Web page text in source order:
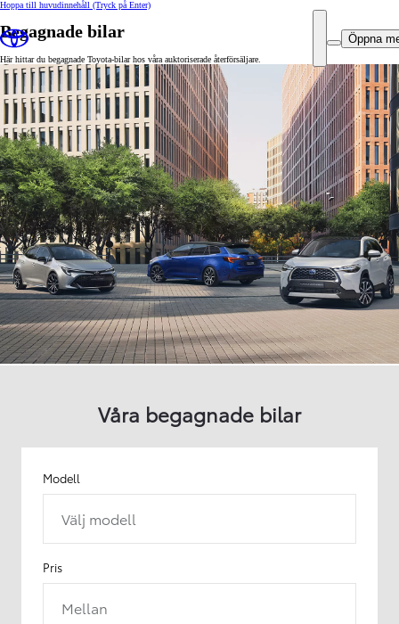
Hoppa till huvudinnehåll (Tryck på Enter)
Öppna
Begagnade bilar
Här hittar du begagnade Toyota-bilar hos våra auktoriserade återförsäljare.
Våra begagnade bilar
Modell
Välj modell
Pris
Mellan